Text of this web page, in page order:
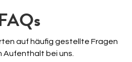
auf häufig gestellte Fragen
Aufenthalt bei uns.